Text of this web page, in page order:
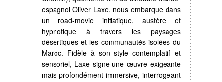
espagnol Oliver Laxe, nous embarque dans
un road-movie initiatique, austère et
hypnotique à travers les paysages
désertiques et les communautés isolées du
Maroc. Fidèle à son style contemplatif et
sensoriel, Laxe signe une œuvre exigeante
mais profondément immersive, interrogeant